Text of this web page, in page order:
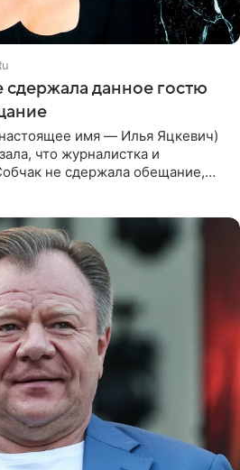
сдержала данное гостю
имя — Илья Яцкевич)
что журналистка и
не сдержала обещание,